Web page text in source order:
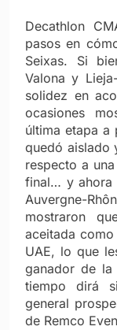
Decathlon
pasos en
Seixas. Si
Valona y
solidez en
ocasiones
última etapa a
quedó aislado
respecto a
final… y ahora
Auvergne-
mostraron
aceitada
UAE, lo que
ganador de la
tiempo dirá
general
de Remco